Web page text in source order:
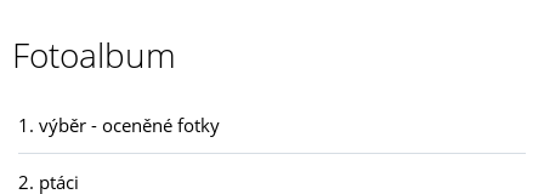
Fotoalbum
1. výběr - oceněné fotky
2. ptáci